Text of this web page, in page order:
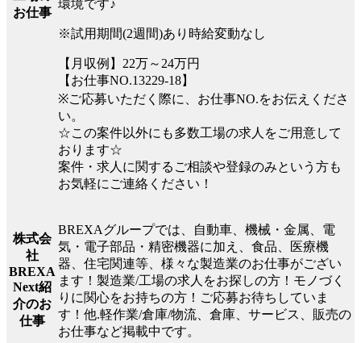
お仕事
環境です♪
※試用期間(2週間)あり時給変動なし
【月収例】22万～24万円
【お仕事NO.13229-18】
※ご応募いただく際に、お仕事NO.をお伝えくださ
い。
☆この案件以外にも多数工場の求人をご用意して
おります☆
案件・求人に関するご相談や登録のみという方も
お気軽にご連絡ください！
株式会
社
BREXA
Next紹
介のお
仕事
BREXAグループでは、自動車、機械・金属、電
気・電子部品・精密機器に加え、食品、医療機
器、住宅関連等、様々な製造業のお仕事がござい
ます！製造業/工場の求人をお探しの方！モノづく
りに関心をお持ちの方！ご応募お待ちしていま
す！他.軽作業/倉庫/物流、倉庫、サービス、販売の
お仕事など掲載中です。